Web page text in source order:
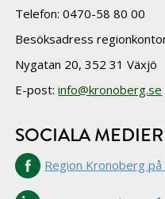
Telefon: 0470-58 80 00
Besöksadress
Nygatan 20, 352 31 Växjö
E-post:info@kronoberg.se
SOCIALA MEDIER
Region Kronoberg på